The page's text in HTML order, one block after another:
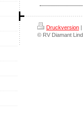
Druckversion |
© RV Diamant